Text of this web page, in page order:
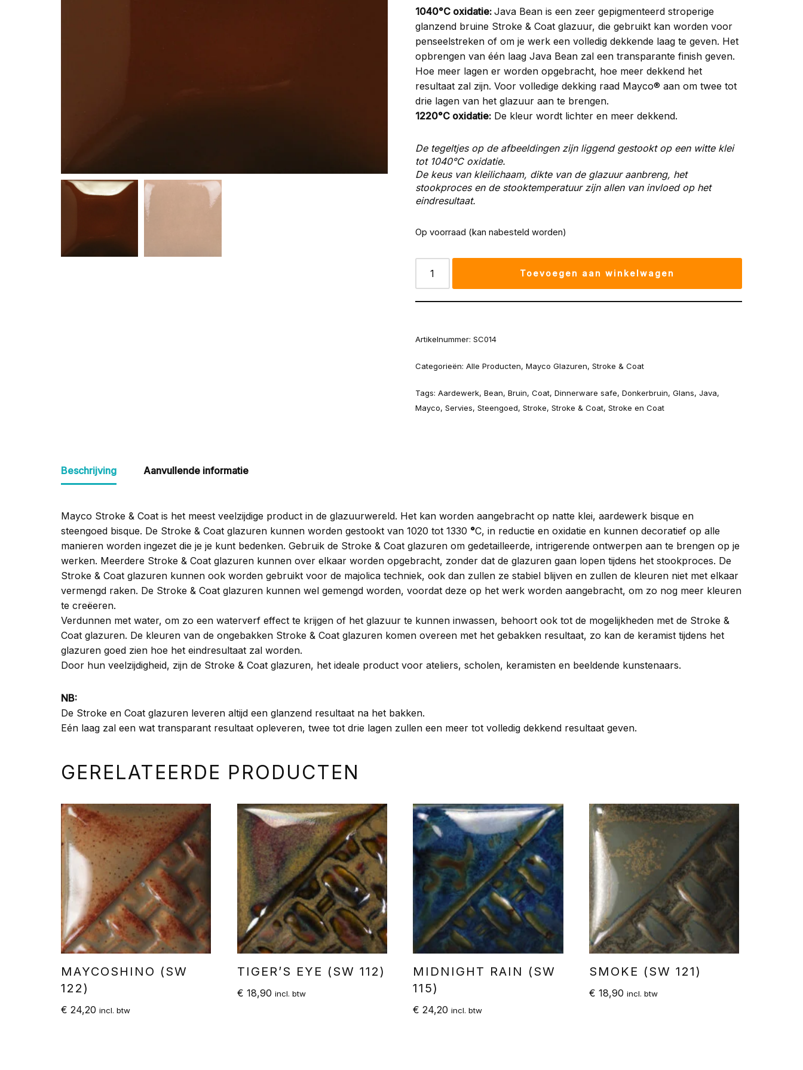
1040°C oxidatie: Java Bean is een zeer gepigmenteerd stroperige
glanzend bruine Stroke & Coat glazuur, die gebruikt kan worden voor
penseelstreken of om je werk een volledig dekkende laag te geven. Het
opbrengen van één laag Java Bean zal een transparante finish geven.
Hoe meer lagen er worden opgebracht, hoe meer dekkend het
resultaat zal zijn. Voor volledige dekking raad Mayco® aan om twee tot
drie lagen van het glazuur aan te brengen.
1220°C oxidatie:De kleur wordt lichter en meer dekkend.
De tegeltjes op de afbeeldingen zijn liggend gestookt op een witte klei
tot 1040°C oxidatie.
De keus van kleilichaam, dikte van de glazuur aanbreng, het
stookproces en de stooktemperatuur zijn allen van invloed op het
eindresultaat.
Op voorraad (kan nabesteld worden)
Toevoegen aan winkelwagen
Artikelnummer: SC014
Categorieën: Alle Producten, Mayco Glazuren, Stroke & Coat
Tags: Aardewerk, Bean, Bruin, Coat, Dinnerware safe, Donkerbruin, Glans, Java,
Mayco, Servies, Steengoed, Stroke, Stroke & Coat, Stroke en Coat
Beschrijving Aanvullende informatie
Mayco Stroke & Coat is het meest veelzijdige product in de glazuurwereld. Het kan worden aangebracht op natte klei, aardewerk bisque en
steengoed bisque. De Stroke & Coat glazuren kunnen worden gestookt van 1020 tot 1330 °C, in reductie en oxidatie en kunnen decoratief op alle
manieren worden ingezet die je je kunt bedenken. Gebruik de Stroke & Coat glazuren om gedetailleerde, intrigerende ontwerpen aan te brengen op je
werken. Meerdere Stroke & Coat glazuren kunnen over elkaar worden opgebracht, zonder dat de glazuren gaan lopen tijdens het stookproces. De
Stroke & Coat glazuren kunnen ook worden gebruikt voor de majolica techniek, ook dan zullen ze stabiel blijven en zullen de kleuren niet met elkaar
vermengd raken. De Stroke & Coat glazuren kunnen wel gemengd worden, voordat deze op het werk worden aangebracht, om zo nog meer kleuren
te creëeren.
Verdunnen met water, om zo een waterverf effect te krijgen of het glazuur te kunnen inwassen, behoort ook tot de mogelijkheden met de Stroke &
Coat glazuren. De kleuren van de ongebakken Stroke & Coat glazuren komen overeen met het gebakken resultaat, zo kan de keramist tijdens het
glazuren goed zien hoe het eindresultaat zal worden.
Door hun veelzijdigheid, zijn de Stroke & Coat glazuren, het ideale product voor ateliers, scholen, keramisten en beeldende kunstenaars.
NB:
De Stroke en Coat glazuren leveren altijd een glanzend resultaat na het bakken.
Eén laag zal een wat transparant resultaat opleveren, twee tot drie lagen zullen een meer tot volledig dekkend resultaat geven.
GERELATEERDE PRODUCTEN
MAYCOSHINO (SW
122)
€ 24,20 incl. btw
TIGER’S EYE (SW 112)
€ 18,90 incl. btw
MIDNIGHT RAIN (SW
115)
€ 24,20 incl. btw
SMOKE (SW 121)
€ 18,90 incl. btw